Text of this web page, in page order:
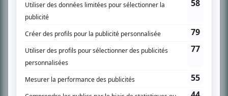
l’actualité télévisuelle au 98,5.
En savoir plus »